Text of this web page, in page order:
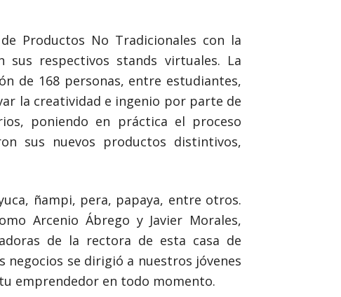
Productos No Tradicionales con la
respectivos stands virtuales. La
de 168 personas, entre estudiantes,
la creatividad e ingenio por parte de
poniendo en práctica el proceso
sus nuevos productos distintivos,
ñampi, pera, papaya, entre otros.
Arcenio Ábrego y Javier Morales,
de la rectora de esta casa de
negocios se dirigió a nuestros jóvenes
emprendedor en todo momento.